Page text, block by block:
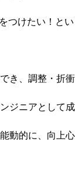
つけたい！と
き、調整・折
ジニアとして
動的に、向上